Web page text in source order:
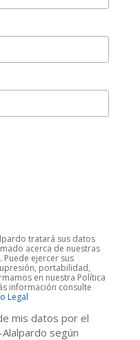
tratará sus datos
acerca de nuestras
ejercer sus
portabilidad,
en nuestra Política
información consulte
Legal
mis datos por el
según